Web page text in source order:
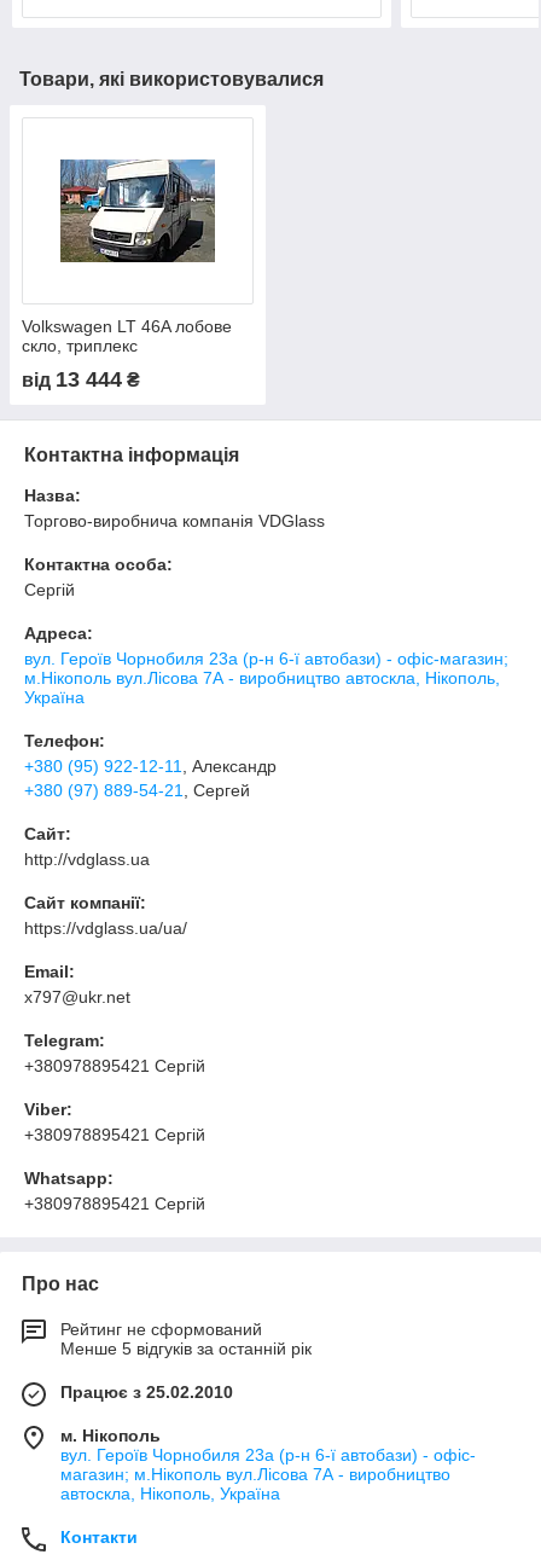
Товари, які використовувалися
Volkswagen LT 46A лобове
скло, триплекс
від 13 444 ₴
Контактна інформація
Назва:
Торгово-виробнича компанія VDGlass
Контактна особа:
Сергій
Адреса:
вул. Героїв Чорнобиля 23а (р-н 6-ї автобази) - офіс-магазин;
м.Нікополь вул.Лісова 7А - виробництво автоскла, Нікополь,
Україна
Телефон:
+380 (95) 922-12-11
, Александр
+380 (97) 889-54-21
, Сергей
Сайт:
http://vdglass.ua
Сайт компанії:
https://vdglass.ua/ua/
Email:
x797@ukr.net
Telegram:
+380978895421 Сергій
Viber:
+380978895421 Сергій
Whatsapp:
+380978895421 Сергій
Про нас
Рейтинг не сформований
Менше 5 відгуків за останній рік
Працює з 25.02.2010
м. Нікополь
вул. Героїв Чорнобиля 23а (р-н 6-ї автобази) - офіс-
магазин; м.Нікополь вул.Лісова 7А - виробництво
автоскла, Нікополь, Україна
Контакти